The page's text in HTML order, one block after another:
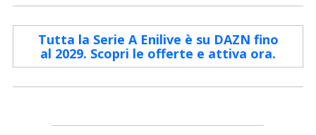
Tutta la Serie A Enilive è su DAZN fino
al 2029. Scopri le offerte e attiva ora.